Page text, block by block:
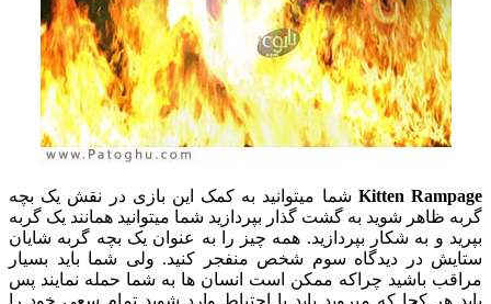
Kitten Rampage شما میتوانید به کمک این بازی در نقش یک بچه
گربه ظاهر شوید به گشت گذار بپردازید شما میتوانید همانند یک گربه
بپرید و به شکار بپردازید. همه چیز را به عنوان یک بچه گربه شایان
ستایش در دیدگاه سوم شخص منفجر کنید. ولی شما باید بسیار
مراقب باشید چراکه ممکن است انسان ها به شما حمله نمایند پس
باید هر کجا که میروید باید با احتیاط وارد شوید تمام سعی خود را